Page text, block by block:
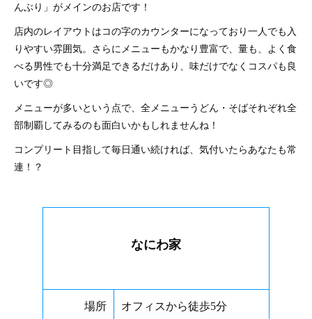
んぶり」がメインのお店です！
店内のレイアウトはコの字のカウンターになっており一人でも入
りやすい雰囲気。さらにメニューもかなり豊富で、量も、よく食
べる男性でも十分満足できるだけあり、味だけでなくコスパも良
いです◎
メニューが多いという点で、全メニューうどん・そばそれぞれ全
部制覇してみるのも面白いかもしれませんね！
コンプリート目指して毎日通い続ければ、気付いたらあなたも常
連！？
なにわ家
場所 オフィスから徒歩5分